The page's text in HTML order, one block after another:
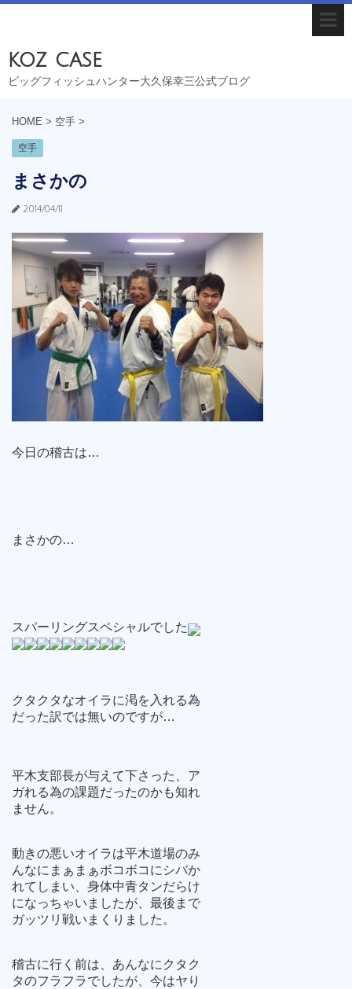
koz case
ビッグフィッシュハンター大久保幸三公式ブログ
HOME > 空手 >
空手
まさかの
2014/04/11
今日の稽古は…
まさかの…
スパーリングスペシャルでした
クタクタなオイラに渇を入れる為
だった訳では無いのですが…
平木支部長が与えて下さった、ア
ガれる為の課題だったのかも知れ
ません。
動きの悪いオイラは平木道場のみ
んなにまぁまぁボコボコにシバか
れてしまい、身体中青タンだらけ
になっちゃいましたが、最後まで
ガッツリ戦いまくりました。
稽古に行く前は、あんなにクタク
タのフラフラでしたが、今はヤり